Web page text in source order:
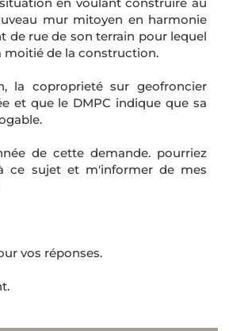
mur mitoyen en harmonie
de rue de son terrain pour lequel
moitié de la construction.
la coproprieté sur geofroncier
et que le DMPC indique que sa
de cette demande. pourriez
ce sujet et m'informer de mes
vos réponses.